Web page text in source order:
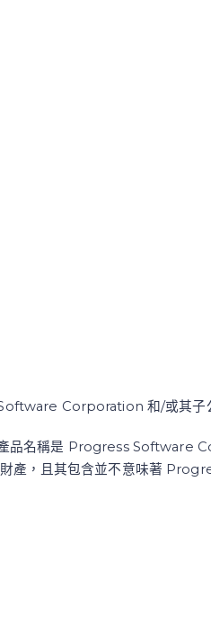
Corporation 和/或其子
品名稱是 Progress Software
產，且其包含並不意味著